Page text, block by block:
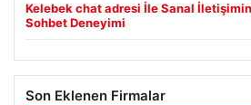
Kelebek chat adresi İle Sanal
Sohbet Deneyimi
Son Eklenen Firmalar